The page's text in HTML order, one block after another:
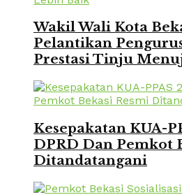
Wakil Wali Kota
Pelantikan
Prestasi Tinju
Kesepakatan KUA-
DPRD Dan Pemkot
Ditandatangani